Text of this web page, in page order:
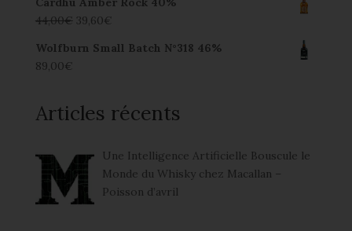
44,00€ 39,60€
Wolfburn Small Batch N°318 46%
89,00€
Articles récents
Une Intelligence Artificielle Bouscule le
Monde du Whisky chez Macallan –
Poisson d’avril